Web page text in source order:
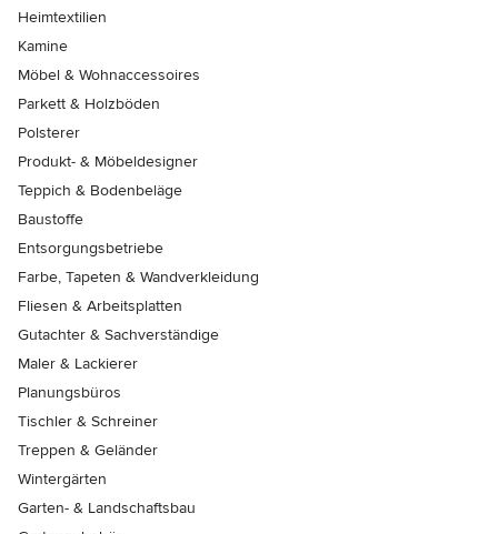
Heimtextilien
Kamine
Möbel & Wohnaccessoires
Parkett & Holzböden
Polsterer
Produkt- & Möbeldesigner
Teppich & Bodenbeläge
Baustoffe
Entsorgungsbetriebe
Farbe, Tapeten & Wandverkleidung
Fliesen & Arbeitsplatten
Gutachter & Sachverständige
Maler & Lackierer
Planungsbüros
Tischler & Schreiner
Treppen & Geländer
Wintergärten
Garten- & Landschaftsbau